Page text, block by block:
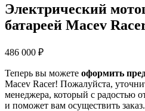
Электрический
батареей Macev
486 000 ₽
Теперь вы можете оформить
Macev Racer! Пожалуйста,
менеджера, который с радостью
и поможет вам осуществить заказ.